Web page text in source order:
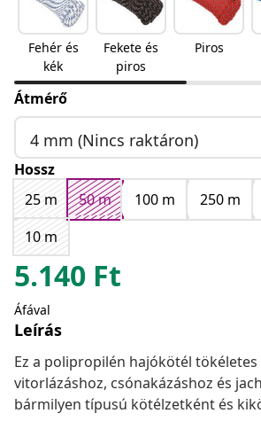
Fehér és
kék
Fekete és
piros
Piros
Átmérő
4 mm (Nincs raktáron)
Hossz
25 m
50 m 100 m 250 m
10 m
5.140 Ft
Áfával
Leírás
Ez a polipropilén hajókötél tökéletes
vitorlázáshoz, csónakázáshoz és
bármilyen típusú kötélzetként és